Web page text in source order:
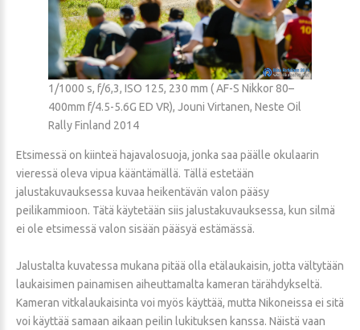
1/1000 s, f/6,3, ISO 125, 230 mm ( AF-S Nikkor 80–
400mm f/4.5-5.6G ED VR), Jouni Virtanen, Neste Oil
Rally Finland 2014
Etsimessä on kiinteä hajavalosuoja, jonka saa päälle okulaarin
vieressä oleva vipua kääntämällä. Tällä estetään
jalustakuvauksessa kuvaa heikentävän valon pääsy
peilikammioon. Tätä käytetään siis jalustakuvauksessa, kun silmä
ei ole etsimessä valon sisään pääsyä estämässä.
Jalustalta kuvatessa mukana pitää olla etälaukaisin, jotta vältytään
laukaisimen painamisen aiheuttamalta kameran tärähdykseltä.
Kameran vitkalaukaisinta voi myös käyttää, mutta Nikoneissa ei sitä
voi käyttää samaan aikaan peilin lukituksen kanssa. Näistä vaan